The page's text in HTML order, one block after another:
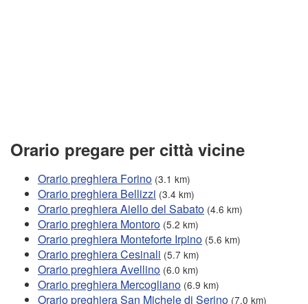
Orario pregare per città vicine
Orario preghiera Forino (3.1 km)
Orario preghiera Bellizzi (3.4 km)
Orario preghiera Aiello del Sabato (4.6 km)
Orario preghiera Montoro (5.2 km)
Orario preghiera Monteforte Irpino (5.6 km)
Orario preghiera Cesinali (5.7 km)
Orario preghiera Avellino (6.0 km)
Orario preghiera Mercogliano (6.9 km)
Orario preghiera San Michele di Serino (7.0 km)